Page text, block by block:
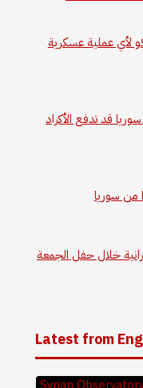
عملية عسكرية
قد تدفع الأكراد
من سوريا
خلال حفل الجمعة
Latest from